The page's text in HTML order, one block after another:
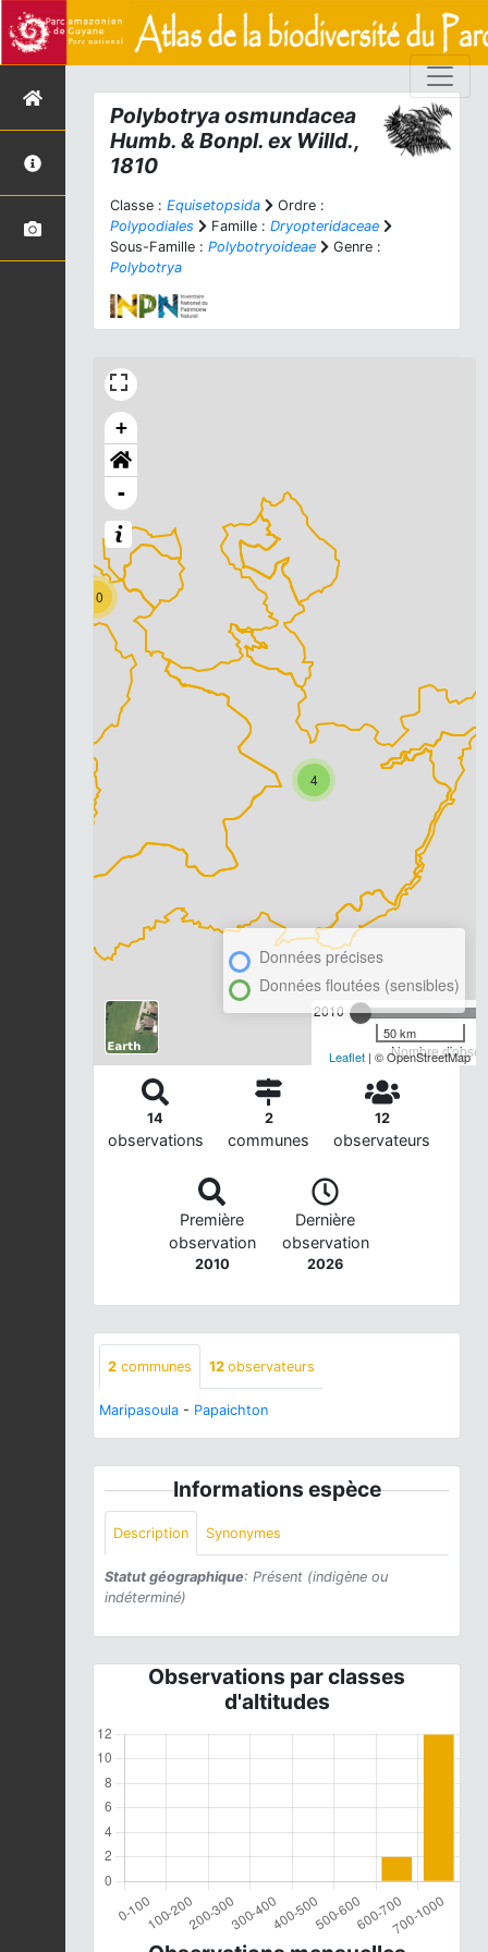
Polybotrya osmundacea
Humb. & Bonpl. ex Willd.,
1810
Classe : Equisetopsida
Ordre :
Polypodiales
Famille : Dryopteridaceae
Sous-Famille : Polybotryoideae
Genre :
Polybotrya
4
10
+
-
2010
Nombre
Données précises
Données floutées (sensibles)
50 km
Leaflet | © OpenStreetMap
14
observations
2
communes
12
observateurs
Première
observation
2010
Dernière
observation
2026
2 communes 12 observateurs
Maripasoula - Papaichton
Informations espèce
Description Synonymes
Statut géographique: Présent (indigène ou
indéterminé)
Observations par classes
d'altitudes